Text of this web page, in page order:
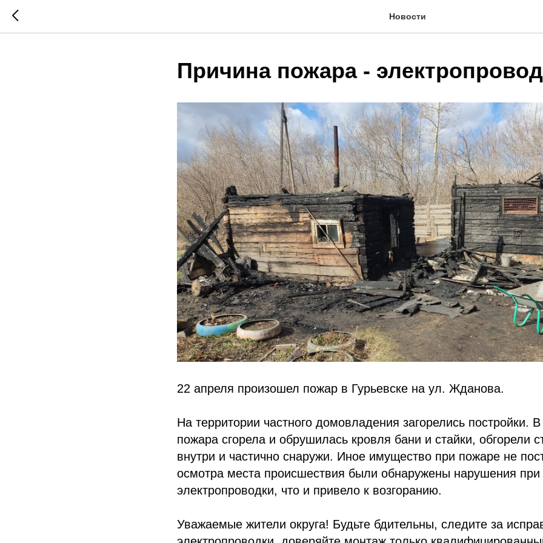
Новости
Причина пожара -
22 апреля произошел пожар в Гурьевске на ул. Жданова.
На территории частного домовладения загорелись постройки. В
пожара сгорела и обрушилась кровля бани и стайки, обгорели
внутри и частично снаружи. Иное имущество при пожаре не
осмотра места происшествия были обнаружены нарушения
электропроводки, что и привело к возгоранию.
Уважаемые жители округа! Будьте бдительны, следите за